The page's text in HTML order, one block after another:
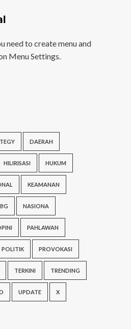
need to create menu and
Menu Settings.
DAERAH
HILIRISASI HUKUM
KEAMANAN
NASIONA
PAHLAWAN
POLITIK PROVOKASI
TERKINI TRENDING
UPDATE X